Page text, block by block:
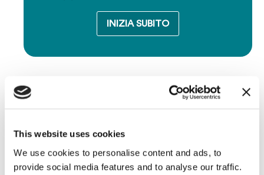
This website uses cookies
We use cookies to personalise content and ads, to
provide social media features and to analyse our traffic.
INIZIA SUBITO